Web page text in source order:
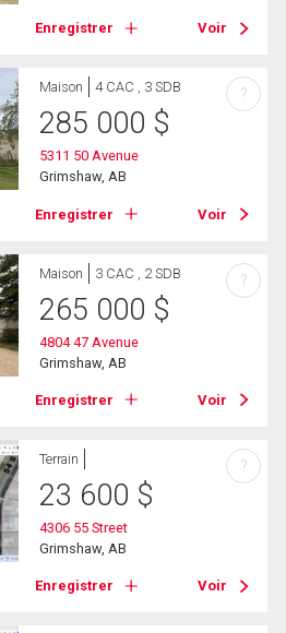
Enregistrer Voir
Maison 4 CAC , 3 SDB
285 000 $
5311 50 Avenue
Grimshaw, AB
Enregistrer Voir
?
Maison 3 CAC , 2 SDB
265 000 $
4804 47 Avenue
Grimshaw, AB
Enregistrer Voir
?
Terrain
23 600 $
4306 55 Street
Grimshaw, AB
Enregistrer Voir
?